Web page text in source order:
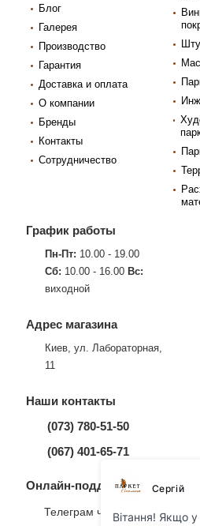
Блог
Галерея
Производство
Гарантия
Доставка и оплата
О компании
Бренды
Контакты
Сотрудничество
График работы
Пн-Пт: 10.00 - 19.00
Сб: 10.00 - 16.00 Вс:
виходной
Адрес магазина
Киев, ул. Лабораторная,
11
Наши контакты
(073) 780-51-50
(067) 401-65-71
Онлайн-поддержка
Телеграм чат